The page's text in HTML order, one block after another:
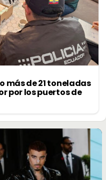
más de 21 toneladas
por los puertos de